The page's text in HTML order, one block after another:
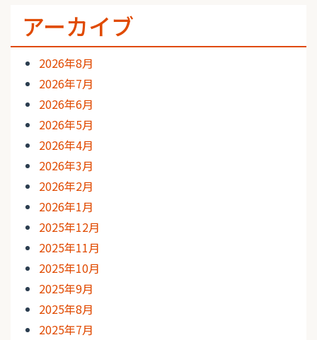
アーカイブ
2026年8月
2026年7月
2026年6月
2026年5月
2026年4月
2026年3月
2026年2月
2026年1月
2025年12月
2025年11月
2025年10月
2025年9月
2025年8月
2025年7月